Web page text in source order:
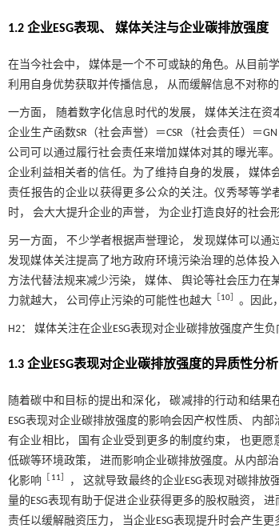
1.2 企业ESG表现、 媒体关注与企业碳排放强度
在当今社会中， 媒体是一个不可或缺的角色。从目前
利用自身优势获取并传播信息， 从而缓解信息不对称
一方面， 随着数字化信息时代的发展， 媒体关注在
企业生产函数SR（社会声誉）＝CSR（社会责任）＝
公司可以通过履行社会责任来增加媒体对其的曝光率
企业利益相关者的信任。为了维持自身的发展， 媒
责任报告的企业以获得更多公众的关注。仪秀琴等
时， 会大大提升企业的声誉， 为企业打造良好的社会
另一方面， 不少学者根据声誉理论， 发现媒体可以
发现媒体关注提高了地方政府环境污染治理的总体投
方法代替法规来减少污染， 媒体、 舆论等社会压力
力就越大， 公司停止污染的可能性也越大
10 。因此
H2： 媒体关注在企业ESG表现对企业碳排放强度产生
1.3 企业ESG表现对企业碳排放强度的异质性分析
随着碳中和目标的提出和深化， 碳减排的行动和结果
ESG表现对企业碳排放强度的影响会因产权性质、 内
有企业相比， 国有企业受到更多的制度约束， 也更愿
低碳等环境政策， 进而影响企业碳排放强度。从内部
化影响
11
， 这就导致最终的企业ESG表现对碳排
量的ESG表现有助于促进企业获得更多的股权融资，
责任以缓解融资压力， 当企业ESG表现提升时会产生